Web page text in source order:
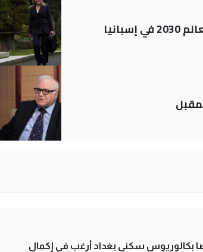
بكالوريوس سكني بغداد أرغب في إكمال